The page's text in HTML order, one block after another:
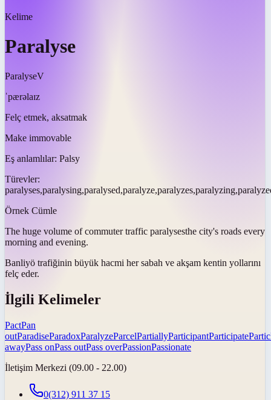
Kelime
Paralyse
ParalyseV
ˈpærəlaɪz
Felç etmek, aksatmak
Make immovable
Eş anlamlılar: Palsy
Türevler:
Örnek Cümle
The huge volume of commuter traffic paralysesthe city's roads every
morning and evening.
Banliyö trafiğinin büyük hacmi her sabah ve akşam kentin yollarını
felç eder.
İlgili Kelimeler
PactPan
outParadiseParadoxParalyzeParcelPartiallyParticipantParticipate
awayPass onPass outPass overPassionPassionate
İletişim Merkezi (09.00 - 22.00)
0(312) 911 37 15